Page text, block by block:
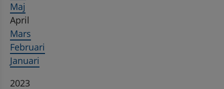
Maj
April
Mars
Februari
Januari
2023